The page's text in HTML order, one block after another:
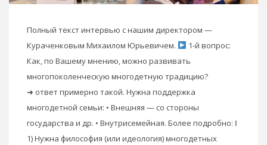
Полный текст интервью с нашим директором —
Кураченковым Михаилом Юрьевичем.
1-й вопрос:
Как, по Вашему мнению, можно развивать
многопоколенческую многодетную традицию?
➜ ответ примерно такой. Нужна поддержка
многодетной семьи: • Внешняя — со стороны
государства и др. • Внутрисемейная. Более подробно: Ⅰ
1) Нужна философия (или идеология) многодетных